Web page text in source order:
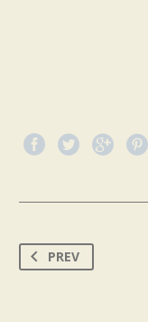
PREV